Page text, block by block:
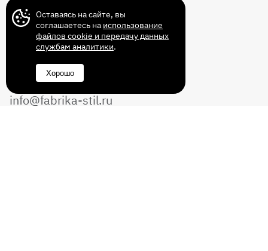
Контакты
+7 (499) 372-43-72
8 (800) 350-14-70
info@fabrika-stil.ru
Оставаясь на сайте, вы
соглашаетесь на использование
файлов cookie и передачу данных
службам аналитики.
Хорошо